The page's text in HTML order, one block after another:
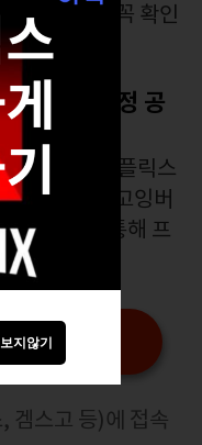
사 혜택을 꼭 확인
적으로 계정 공
한 가격에 넷플릭스
플랫폼으로 고잉버
며, 이를 통해 프
습니다.
로가기
겜스고 등)에 접속
지않기